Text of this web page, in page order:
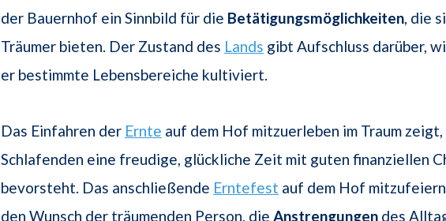
der Bauernhof ein Sinnbild für die Betätigungsmöglichkeiten, die
Träumer bieten. Der Zustand des Lands gibt Aufschluss darüber,
er bestimmte Lebensbereiche kultiviert.
Das Einfahren der Ernte auf dem Hof mitzuerleben im Traum zeigt,
Schlafenden eine freudige, glückliche Zeit mit guten finanziellen
bevorsteht. Das anschließende Erntefest auf dem Hof
den Wunsch der träumenden Person, die Anstrengungen des